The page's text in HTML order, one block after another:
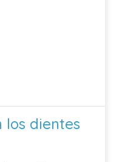
los dientes